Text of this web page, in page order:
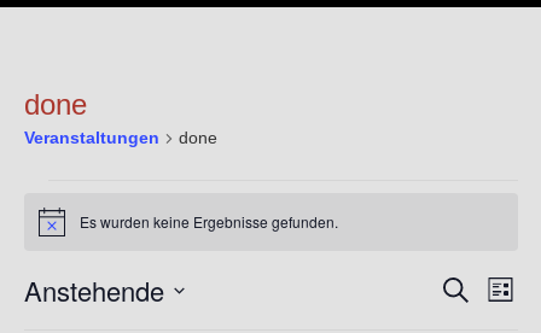
done
Veranstaltungen done
HinweisEs wurden keine Ergebnisse gefunden.
Suche
Liste
Anstehende